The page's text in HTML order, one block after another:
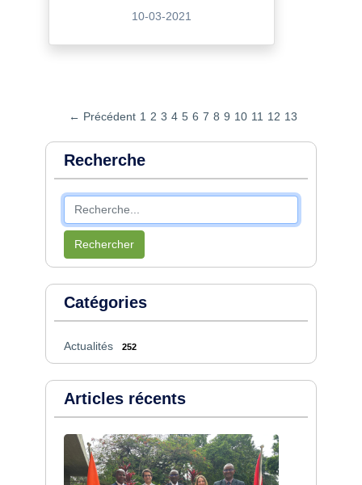
10-03-2021
← Précédent 1 2 3 4 5 6 7 8 9 10 11 12 13
Recherche
Rechercher
Catégories
Actualités 252
Articles récents